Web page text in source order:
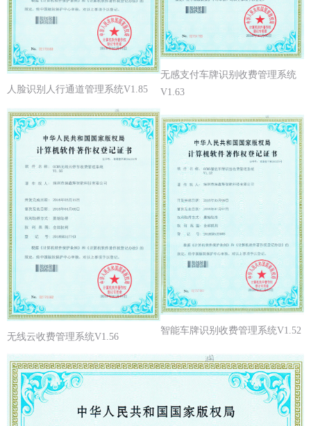
人脸识别人行通道管理系统V1.85
无感支付车牌识别收费管理系统
V1.63
无线云收费管理系统V1.56
智能车牌识别收费管理系统V1.52